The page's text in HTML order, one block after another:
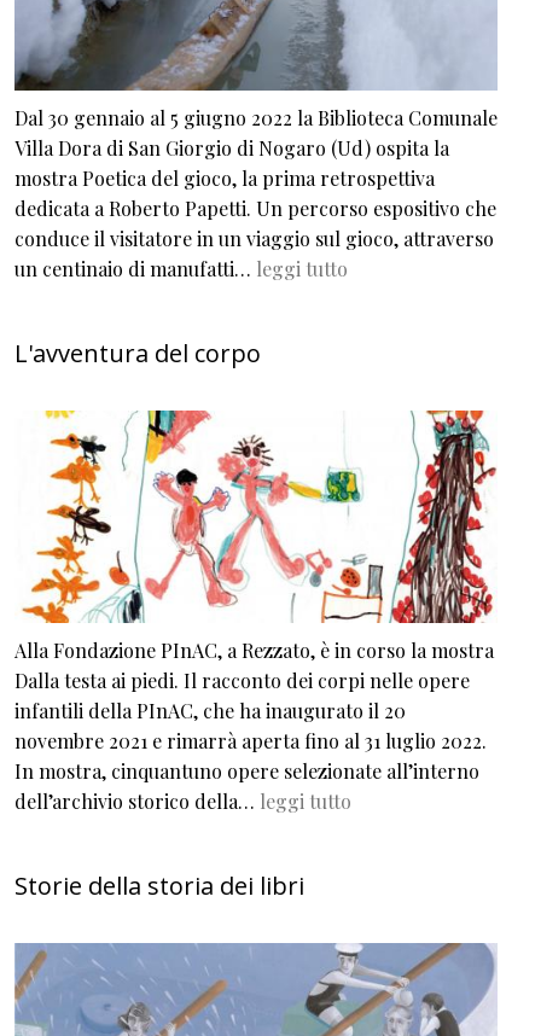
Dal 30 gennaio al 5 giugno 2022 la Biblioteca Comunale
Villa Dora di San Giorgio di Nogaro (Ud) ospita la
mostra Poetica del gioco, la prima retrospettiva
dedicata a Roberto Papetti. Un percorso espositivo che
conduce il visitatore in un viaggio sul gioco, attraverso
un centinaio di manufatti… leggi tutto
L'avventura del corpo
Alla Fondazione PInAC, a Rezzato, è in corso la mostra
Dalla testa ai piedi. Il racconto dei corpi nelle opere
infantili della PInAC, che ha inaugurato il 20
novembre 2021 e rimarrà aperta fino al 31 luglio 2022.
In mostra, cinquantuno opere selezionate all’interno
dell’archivio storico della… leggi tutto
Storie della storia dei libri